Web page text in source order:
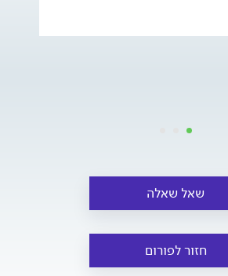
שאל שאלה
חזור לפורום